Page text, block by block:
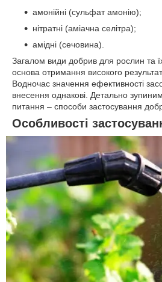
амонійні (сульфат амонію);
нітратні (аміачна селітра);
амідні (сечовина).
Загалом види добрив для рослин та
основа отримання високого
Водночас значення ефективності
внесення однакові. Детально
питання – способи застосування
Особливості